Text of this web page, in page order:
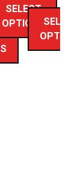
SELECT
OPTIONSSELECT
OPTIONS